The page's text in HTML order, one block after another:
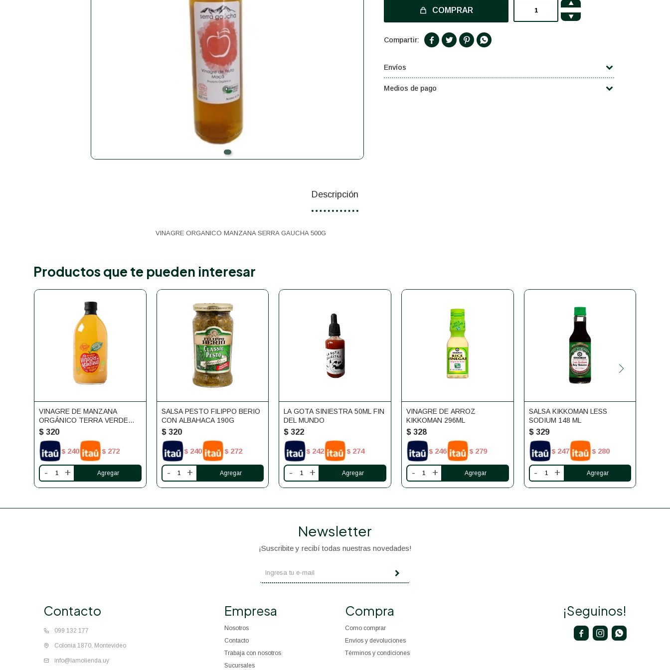
COMPRAR


   
Envíos
Medios de pago
Descripción
VINAGRE ORGANICO MANZANA SERRA GAUCHA 500G
Productos que te pueden interesar
VINAGRE DE MANZANA
ORGÁNICO TERRA VERDE
500ML
$ 320
$ 240 $ 272
- +
SALSA PESTO FILIPPO BERIO
CON ALBAHACA 190G
$ 320
$ 240 $ 272
- +
LA GOTA SINIESTRA 50ML FIN
DEL MUNDO
$ 322
$ 242 $ 274
- +
VINAGRE DE ARROZ
KIKKOMAN 296ML
$ 328
$ 246 $ 279
- +
SALSA KIKKOMAN LESS
SODIUM 148 ML
$ 329
$ 247 $ 280
- +
Contacto
099 132 177
Colonia 1870, Montevideo
info@lamolienda.uy
Empresa
Nosotros
Contacto
Trabaja con nosotros
Sucursales
Compra
Como comprar
Envíos y devoluciones
Términos y condiciones
Newsletter
¡Suscribite y recibí todas nuestras novedades!
¡Seguinos!
  